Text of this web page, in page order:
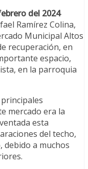
del 2024
Ramírez Colina,
Municipal Altos
recuperación, en
espacio,
en la parroquia
mercado era la
esta
del techo,
debido a muchos